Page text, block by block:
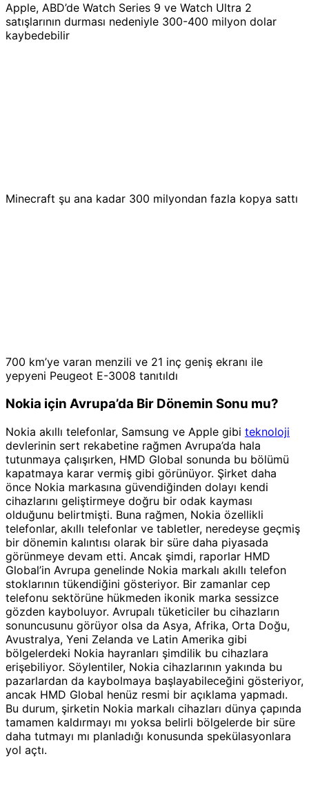
Apple, ABD’de Watch Series 9 ve Watch Ultra 2
satışlarının durması nedeniyle 300-400 milyon dolar
kaybedebilir
Minecraft şu ana kadar 300 milyondan fazla kopya sattı
700 km’ye varan menzili ve 21 inç geniş ekranı ile
yepyeni Peugeot E-3008 tanıtıldı
Nokia için Avrupa’da Bir Dönemin Sonu mu?
Nokia akıllı telefonlar, Samsung ve Apple gibi teknoloji
devlerinin sert rekabetine rağmen Avrupa’da hala
tutunmaya çalışırken, HMD Global sonunda bu bölümü
kapatmaya karar vermiş gibi görünüyor. Şirket daha
önce Nokia markasına güvendiğinden dolayı kendi
cihazlarını geliştirmeye doğru bir odak kayması
olduğunu belirtmişti. Buna rağmen, Nokia özellikli
telefonlar, akıllı telefonlar ve tabletler, neredeyse geçmiş
bir dönemin kalıntısı olarak bir süre daha piyasada
görünmeye devam etti. Ancak şimdi, raporlar HMD
Global’in Avrupa genelinde Nokia markalı akıllı telefon
stoklarının tükendiğini gösteriyor. Bir zamanlar cep
telefonu sektörüne hükmeden ikonik marka sessizce
gözden kayboluyor. Avrupalı tüketiciler bu cihazların
sonuncusunu görüyor olsa da Asya, Afrika, Orta Doğu,
Avustralya, Yeni Zelanda ve Latin Amerika gibi
bölgelerdeki Nokia hayranları şimdilik bu cihazlara
erişebiliyor. Söylentiler, Nokia cihazlarının yakında bu
pazarlardan da kaybolmaya başlayabileceğini gösteriyor,
ancak HMD Global henüz resmi bir açıklama yapmadı.
Bu durum, şirketin Nokia markalı cihazları dünya çapında
tamamen kaldırmayı mı yoksa belirli bölgelerde bir süre
daha tutmayı mı planladığı konusunda spekülasyonlara
yol açtı.